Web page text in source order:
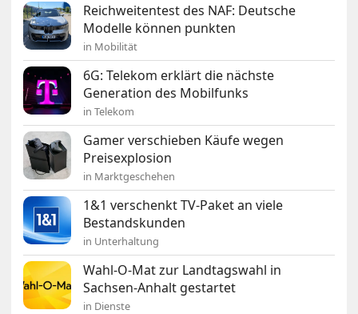
Reichweitentest des NAF: Deutsche
Modelle können punkten
in Mobilität
6G: Telekom erklärt die nächste
Generation des Mobilfunks
in Telekom
Gamer verschieben Käufe wegen
Preisexplosion
in Marktgeschehen
1&1 verschenkt TV-Paket an viele
Bestandskunden
in Unterhaltung
Wahl-O-Mat zur Landtagswahl in
Sachsen-Anhalt gestartet
in Dienste